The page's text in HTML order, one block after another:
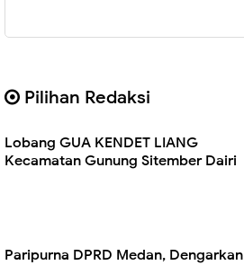
Pilihan Redaksi
Lobang GUA KENDET LIANG
Kecamatan Gunung Sitember Dairi
Paripurna DPRD Medan, Dengarkan